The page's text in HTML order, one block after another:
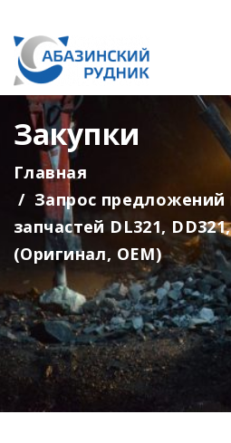
Закупки
Главная
Запрос предложений
запчастей DL321,
(Оригинал, ОЕМ)